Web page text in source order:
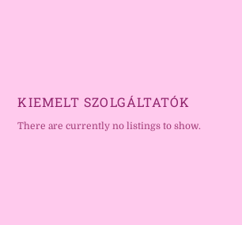
KIEMELT SZOLGÁLTATÓK
There are currently no listings to show.